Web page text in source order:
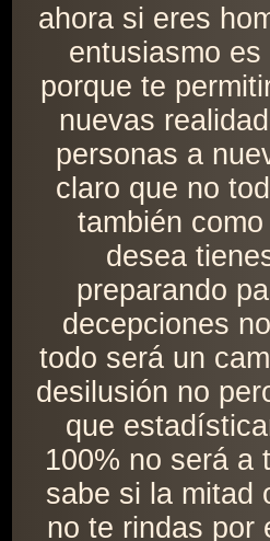
ahora si eres
entusiasmo
porque te
nuevas
personas a
claro que no
también
desea
preparando
decepciones
todo será un
desilusión no
que
100% no será a
sabe si la mitad
no te rindas por